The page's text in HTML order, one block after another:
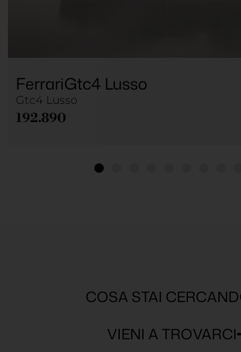
FerrariGtc4 Lusso
Gtc4 Lusso
192.890
COSA STAI
VIENI A TROVARCI